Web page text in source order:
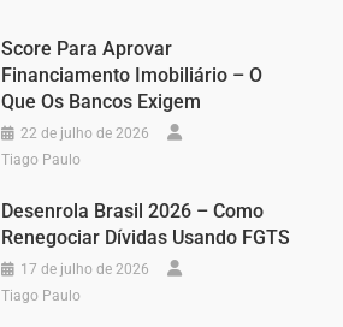
Score Para Aprovar
Financiamento Imobiliário – O
Que Os Bancos Exigem
22 de julho de 2026
Tiago Paulo
Desenrola Brasil 2026 – Como
Renegociar Dívidas Usando FGTS
17 de julho de 2026
Tiago Paulo